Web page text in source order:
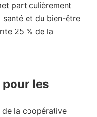
particulièrement
et du bien-être
25 % de la
les
de la coopérative